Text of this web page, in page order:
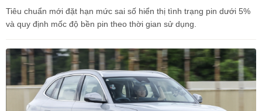
Tiêu chuẩn mới đặt hạn mức sai số hiển thị tình trạng pin dưới 5%
và quy định mốc độ bền pin theo thời gian sử dụng.